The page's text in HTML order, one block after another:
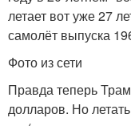
летает вот уже 27
самолёт выпуска
Фото из сети
Правда теперь
долларов. Но